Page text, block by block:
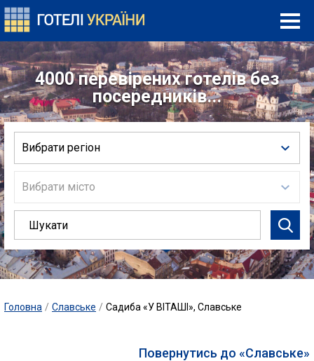
4000 перевірених готелів без
посередників...
Вибрати регіон
Вибрати місто
Головна / Славське / Садиба «У ВІТАШІ», Славське
Повернутись до «Славське»